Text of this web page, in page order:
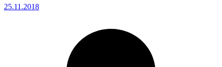
25.11.2018